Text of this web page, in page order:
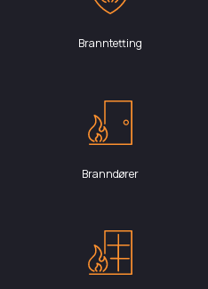
Branntetting
Branndører